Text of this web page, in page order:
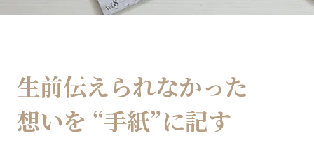
生前伝えられなかった
想いを “手紙”に記す